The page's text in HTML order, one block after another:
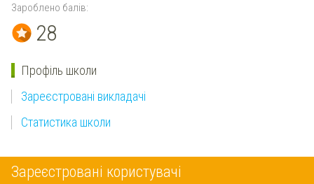
Зароблено балів:
28
Профіль школи
Зареєстровані викладачі
Статистика школи
Зареєстровані користувачі